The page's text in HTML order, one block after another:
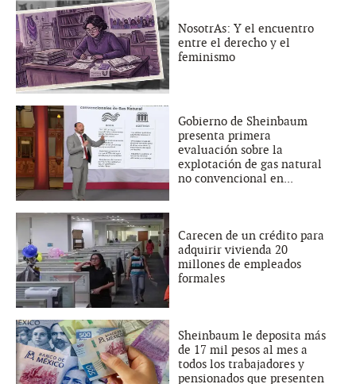
NosotrAs: Y el encuentro
entre el derecho y el
feminismo
Gobierno de Sheinbaum
presenta primera
evaluación sobre la
explotación de gas natural
no convencional en...
Carecen de un crédito para
adquirir vivienda 20
millones de empleados
formales
Sheinbaum le deposita más
de 17 mil pesos al mes a
todos los trabajadores y
pensionados que presenten